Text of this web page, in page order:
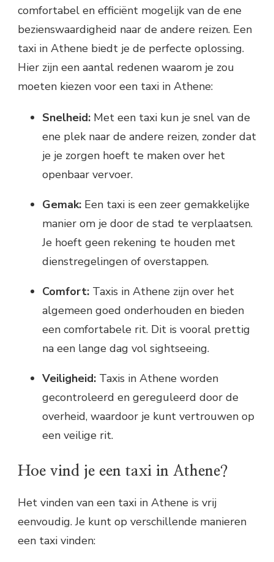
comfortabel en efficiënt mogelijk van de ene
bezienswaardigheid naar de andere reizen. Een
taxi in Athene biedt je de perfecte oplossing.
Hier zijn een aantal redenen waarom je zou
moeten kiezen voor een taxi in Athene:
Snelheid: Met een taxi kun je snel van de
ene plek naar de andere reizen, zonder dat
je je zorgen hoeft te maken over het
openbaar vervoer.
Gemak: Een taxi is een zeer gemakkelijke
manier om je door de stad te verplaatsen.
Je hoeft geen rekening te houden met
dienstregelingen of overstappen.
Comfort: Taxis in Athene zijn over het
algemeen goed onderhouden en bieden
een comfortabele rit. Dit is vooral prettig
na een lange dag vol sightseeing.
Veiligheid: Taxis in Athene worden
gecontroleerd en gereguleerd door de
overheid, waardoor je kunt vertrouwen op
een veilige rit.
Hoe vind je een taxi in Athene?
Het vinden van een taxi in Athene is vrij
eenvoudig. Je kunt op verschillende manieren
een taxi vinden: